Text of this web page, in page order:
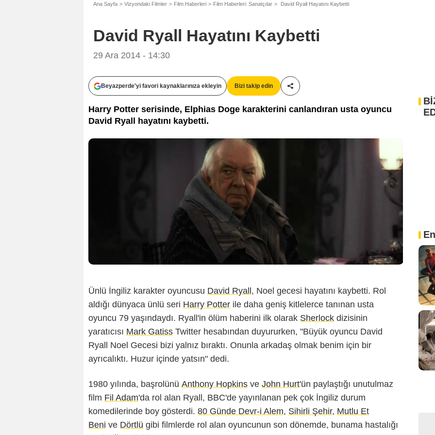
Ana Sayfa Vizyondaki Filmler Film Haberleri Film Haberleri: Sanatçılar David Ryall Hayatını Kaybetti
David Ryall Hayatını Kaybetti
29 Ara 2014 - 14:30
Beyazperde'yi favori kaynaklarınıza ekleyin Bizi takip edin
Paylaş!
Harry Potter serisinde, Elphias Doge karakterini canlandıran usta oyuncu
David Ryall hayatını kaybetti.
Ünlü İngiliz karakter oyuncusu David Ryall, Noel gecesi hayatını kaybetti. Rol
aldığı dünyaca ünlü seri Harry Potter ile daha geniş kitlelerce tanınan usta
oyuncu 79 yaşındaydı. Ryall'in ölüm haberini ilk olarak Sherlock dizisinin
yaratıcısı Mark Gatiss Twitter hesabından duyururken, "Büyük oyuncu David
Ryall Noel Gecesi bizi yalnız bıraktı. Onunla arkadaş olmak benim için bir
ayrıcalıktı. Huzur içinde yatsın" dedi.
1980 yılında, başrolünü Anthony Hopkins ve John Hurt'ün paylaştığı unutulmaz
film Fil Adam'da rol alan Ryall, BBC'de yayınlanan pek çok İngiliz durum
komedilerinde boy gösterdi. 80 Günde Devr-i Alem, Sihirli Şehir, Mutlu Et
Beni ve Dörtlü gibi filmlerde rol alan oyuncunun son dönemde, bunama hastalığı